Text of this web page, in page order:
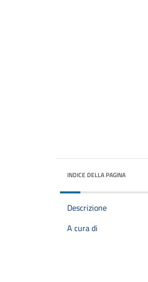
INDICE DELLA PAGINA
Descrizione
A cura di